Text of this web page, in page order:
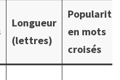
Longueur
(lettres)
Popularité
en mots
croisés